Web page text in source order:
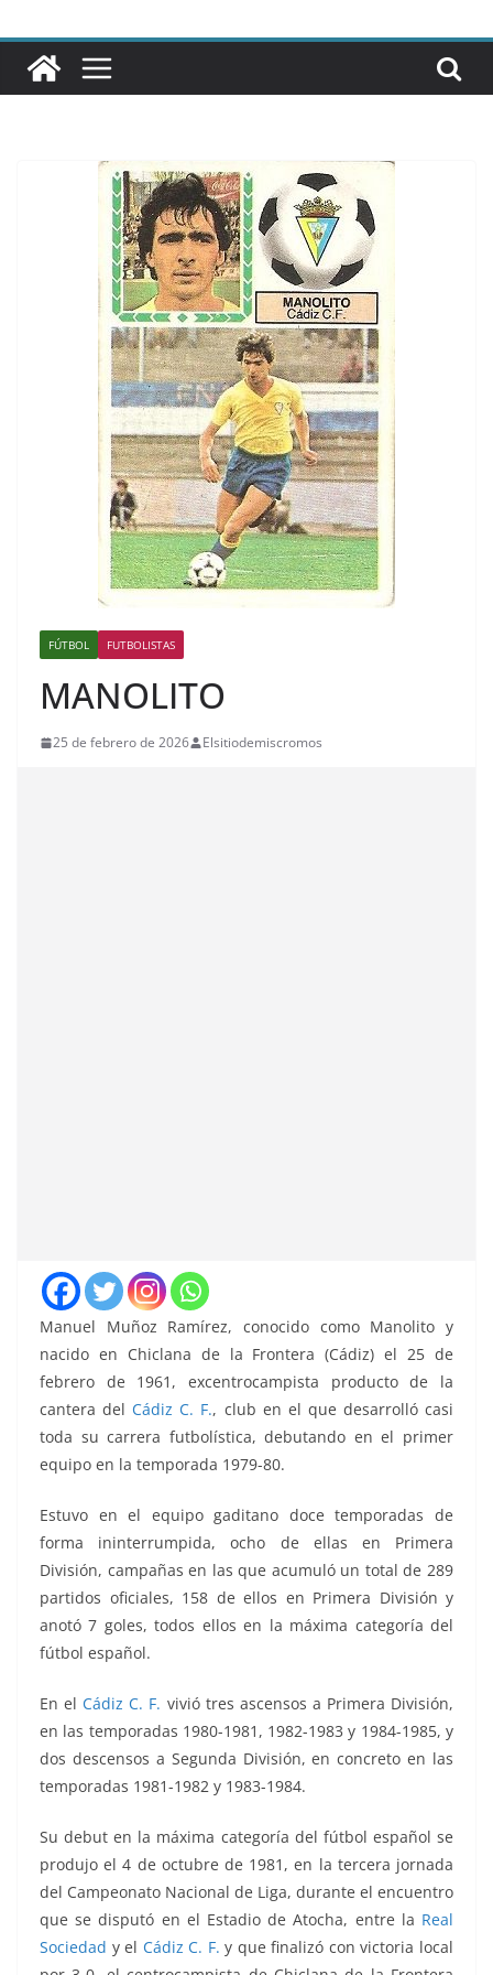
FÚTBOL FUTBOLISTAS
MANOLITO
25 de febrero de 2026 Elsitiodemiscromos
Manuel Muñoz Ramírez, conocido como Manolito y
nacido en Chiclana de la Frontera (Cádiz) el 25 de
febrero de 1961, excentrocampista producto de la
cantera del Cádiz C. F., club en el que desarrolló casi
toda su carrera futbolística, debutando en el primer
equipo en la temporada 1979-80.
Estuvo en el equipo gaditano doce temporadas de
forma ininterrumpida, ocho de ellas en Primera
División, campañas en las que acumuló un total de 289
partidos oficiales, 158 de ellos en Primera División y
anotó 7 goles, todos ellos en la máxima categoría del
fútbol español.
En el Cádiz C. F. vivió tres ascensos a Primera División,
en las temporadas 1980-1981, 1982-1983 y 1984-1985, y
dos descensos a Segunda División, en concreto en las
temporadas 1981-1982 y 1983-1984.
Su debut en la máxima categoría del fútbol español se
produjo el 4 de octubre de 1981, en la tercera jornada
del Campeonato Nacional de Liga, durante el encuentro
que se disputó en el Estadio de Atocha, entre la Real
Sociedad y el Cádiz C. F. y que finalizó con victoria local